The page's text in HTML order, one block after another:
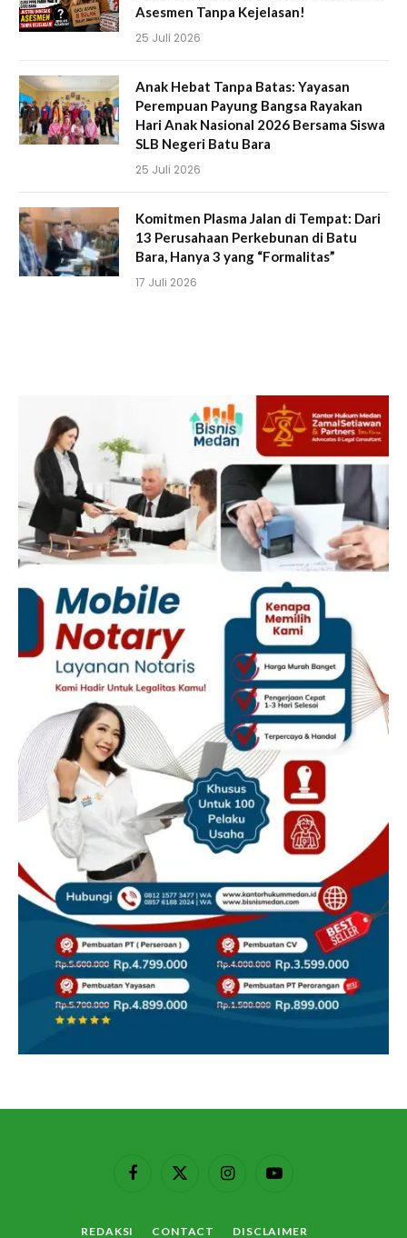
Asesmen Tanpa Kejelasan!
25 Juli 2026
Anak Hebat Tanpa Batas: Yayasan
Perempuan Payung Bangsa Rayakan
Hari Anak Nasional 2026 Bersama Siswa
SLB Negeri Batu Bara
25 Juli 2026
Komitmen Plasma Jalan di Tempat: Dari
13 Perusahaan Perkebunan di Batu
Bara, Hanya 3 yang “Formalitas”
17 Juli 2026
FacebookX
InstagramYouTube
REDAKSI CONTACT DISCLAIMER